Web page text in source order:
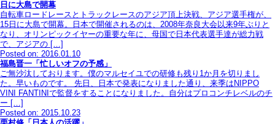
日に大島で開幕
自転車ロードレースとトラックレースのアジア頂上決戦、アジア選手権が、
15日に大島で開幕。日本で開催されるのは、2008年奈良大会以来9年ぶりと
なり、オリンピックイヤーの重要な年に、母国で日本代表選手達が総力戦
で、アジアの […]
Posted on: 2016.01.10
福島晋一「忙しいオフの予感」
ご無沙汰しております。僕のマルセイユでの研修も残り1か月を切りまし
た。早いものです。 先日、日本で発表になりました通り、来季はNIPPO
VINI FANTINIで監督をすることになりました。自分はプロコンチレベルのチ
ー […]
Posted on: 2015.10.23